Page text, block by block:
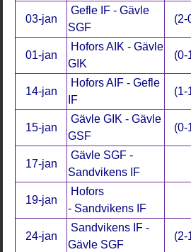
03-jan
Gefle IF - Gävle
SGF
(2-
01-jan
Hofors AIK - Gävle
GIK
(0-
14-jan
Hofors AIF - Gefle
IF
(1-
15-jan
Gävle GIK - Gävle
GSF
(0-
17-jan
Gävle SGF -
Sandvikens IF
19-jan
Hofors
- Sandvikens IF
24-jan
Sandvikens IF -
Gävle SGF
(2-